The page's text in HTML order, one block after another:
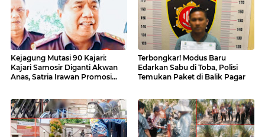
Kejagung Mutasi 90 Kajari:
Kajari Samosir Diganti Akwan
Anas, Satria Irawan Promosi
Terbongkar! Modus Baru
Edarkan Sabu di Toba, Polisi
Temukan Paket di Balik Pagar